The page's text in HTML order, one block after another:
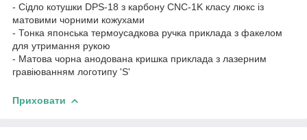
- Сідло котушки DPS-18 з карбону CNC-1K класу люкс із
матовими чорними кожухами
- Тонка японська термоусадкова ручка приклада з факелом
для утримання рукою
- Матова чорна анодована кришка приклада з лазерним
гравіюванням логотипу 'S'
Приховати